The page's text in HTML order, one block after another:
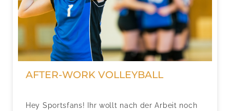
AFTER-WORK VOLLEYBALL
Hey Sportsfans! Ihr wollt nach der Arbeit noch